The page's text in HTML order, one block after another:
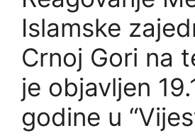
Islamske
Crnoj Gori na
je objavljen
godine u